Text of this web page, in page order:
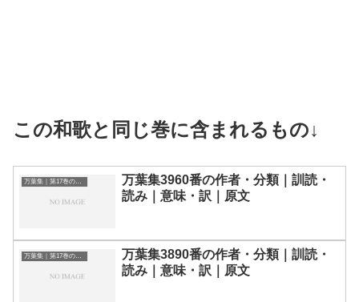
この和歌と同じ巻に含まれるもの↓
万葉集｜第17巻の和歌一覧
万葉集3960番の作者・分類｜訓読・
読み｜意味・訳｜原文
万葉集｜第17巻の和歌一覧
万葉集3890番の作者・分類｜訓読・
読み｜意味・訳｜原文